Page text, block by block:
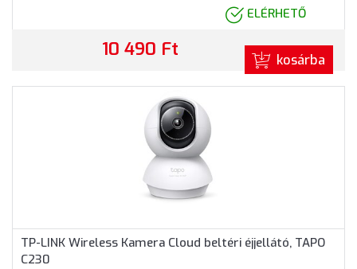
ELÉRHETŐ
10 490 Ft kosárba
TP-LINK Wireless Kamera Cloud beltéri éjjellátó, TAPO
C230